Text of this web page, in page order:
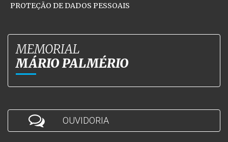
PROTEÇÃO DE DADOS PESSOAIS
MEMORIAL
MÁRIO PALMÉRIO
OUVIDORIA